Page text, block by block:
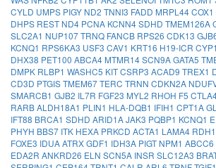
CYLD UMPS PIGY ND2 TNNI3 FADD MRPL44COX1
DHPS REST ND4 PCNA KCNN4SDHD TMEM126A
SLC2A1 NUP107TRNQ FANCB RPS26 CDK13
KCNQ1 RPS6KA3 USF3 CAV1 KRT16 H19-ICR
DHX38 PET100 ABCA4 MTMR14SCN9AGATA5
DMPK RLBP1 WASHC5 KITCSRP3 ACAD9 TREX1
CD3D PTGISTMEM67TERC TRNN CDKN2A
SMARCB1 GJB2 IL7R FGF23 MYL2 RHOH F5
RARBALDH18A1 PLIN1 HLA-DQB1 IFIH1 CPT1A
IFT88 BRCA1 SDHD ARID1AJAK3 PQBP1 KCNQ1
PHYH BBS7 ITK HEXA PRKCD ACTA1 LAMA4
FOXE3 IDUAATRXGDF1 IDH3A PIGT NPM1 ABCC6
EDA2R ANKRD26 ELN SCN5A INSR SLC12A3